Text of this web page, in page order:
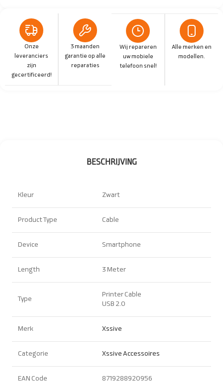
Onze
leveranciers
zijn
gecertificeerd!
3 maanden
garantie op alle
reparaties
Wij repareren
uw mobiele
telefoon snel!
Alle merken en
modellen.
BESCHRIJVING
Kleur Zwart
Product Type Cable
Device Smartphone
Length 3 Meter
Type
Printer Cable
USB 2.0
Merk Xssive
Categorie Xssive Accessoires
EAN Code 8719288920956